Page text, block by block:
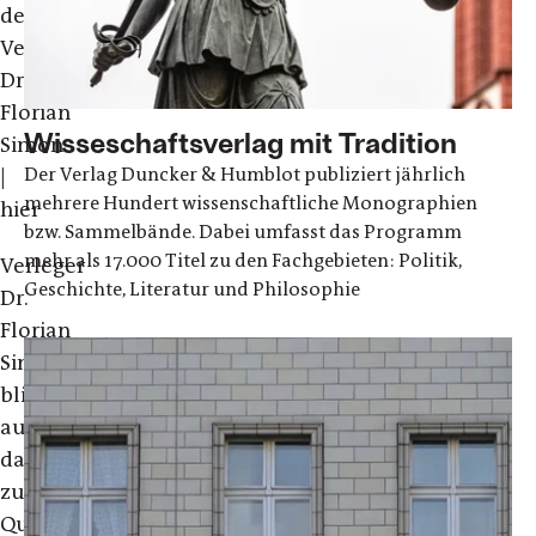
dem
Verleger
Dr.
Florian
Simon
hier
Verleger
Dr.
Florian
Simon
blickt
auf
das
zurückliegende
Quartal
Wisseschaftsverlag mit Tradition
Der Verlag Duncker & Humblot publiziert jährlich
mehrere Hundert wissenschaftliche Monographien
bzw. Sammelbände. Dabei umfasst das Programm
mehr als 17.000 Titel zu den Fachgebieten: Politik,
Geschichte, Literatur und Philosophie